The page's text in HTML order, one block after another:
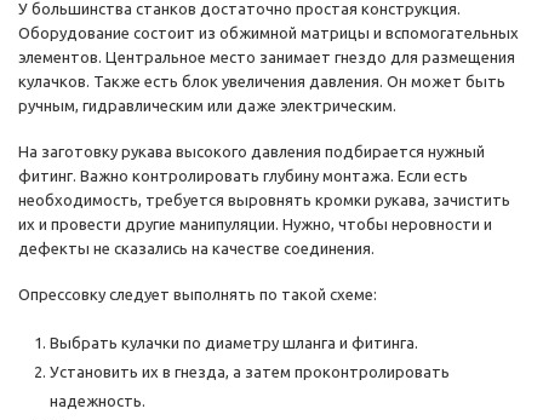
У большинства станков достаточно простая конструкция.
Оборудование состоит из обжимной матрицы и вспомогательных
элементов. Центральное место занимает гнездо для размещения
кулачков. Также есть блок увеличения давления. Он может быть
ручным, гидравлическим или даже электрическим.
На заготовку рукава высокого давления подбирается нужный
фитинг. Важно контролировать глубину монтажа. Если есть
необходимость, требуется выровнять кромки рукава, зачистить
их и провести другие манипуляции. Нужно, чтобы неровности и
дефекты не сказались на качестве соединения.
Опрессовку следует выполнять по такой схеме:
Выбрать кулачки по диаметру шланга и фитинга.
Установить их в гнезда, а затем проконтролировать
надежность.